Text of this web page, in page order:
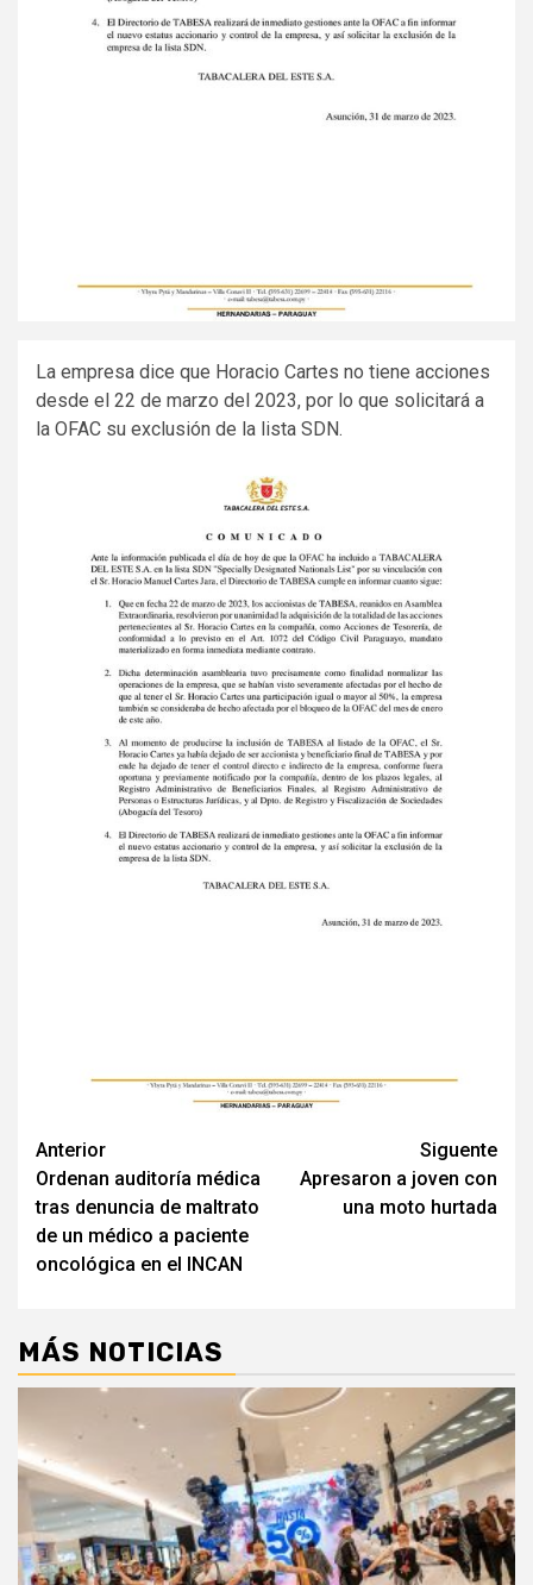
La empresa dice que Horacio Cartes no tiene acciones
desde el 22 de marzo del 2023, por lo que solicitará a
la OFAC su exclusión de la lista SDN.
Navegación
de
entradas
Anterior
Ordenan auditoría médica
tras denuncia de maltrato
de un médico a paciente
oncológica en el INCAN
Siguente
Apresaron a joven con
una moto hurtada
MÁS NOTICIAS